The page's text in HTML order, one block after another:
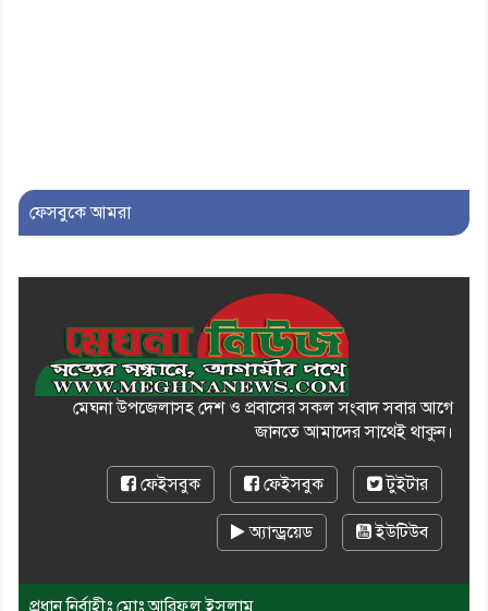
এবং একটি বিশ্লেষণ
ফেসবুকে আমরা
মেঘনা উপজেলাসহ দেশ ও প্রবাসের সকল সংবাদ সবার আগে
জানতে আমাদের সাথেই থাকুন।
ফেইসবুক ফেইসবুক টুইটার
অ্যান্ড্রয়েড ইউটিউব
প্রধান নির্বাহীঃ মোঃ আরিফুল ইসলাম